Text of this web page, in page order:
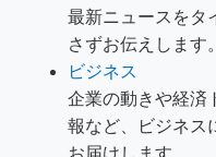
最新ニュースをタ
さずお伝えします。
ビジネス
企業の動きや経済
報など、ビジネス
お届けします。